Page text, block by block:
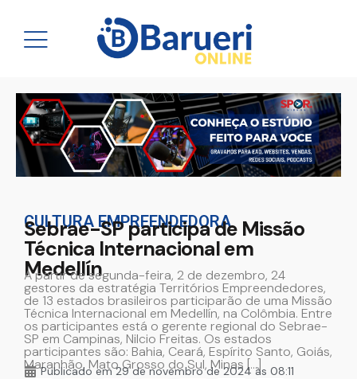
CULTURA EMPREENDEDORA
Sebrae-SP participa de Missão
Técnica Internacional em
Medellín
A partir de segunda-feira, 2 de dezembro, 24
gestores da estratégia Territórios Empreendedores,
de 13 estados brasileiros participarão de uma Missão
Técnica Internacional em Medellín, na Colômbia. Entre
os participantes está o gerente regional do Sebrae-
SP em Campinas, Nilcio Freitas. Os estados
participantes são: Bahia, Ceará, Espírito Santo, Goiás,
Maranhão, Mato Grosso do Sul, Minas […]
Publicado em29 de novembro de 2024 às 08:11